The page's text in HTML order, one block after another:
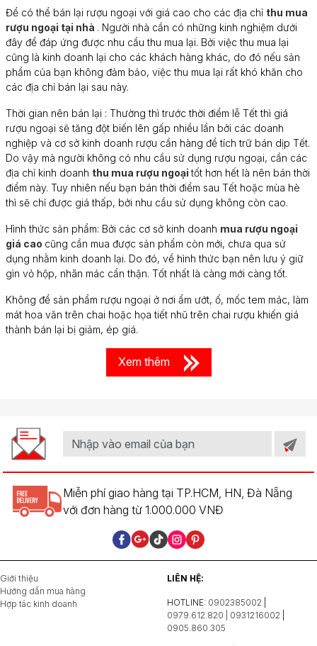
Để có thể bán lại rượu ngoại với giá cao cho các địa chỉ thu mua
rượu ngoại tại nhà . Người nhà cần có những kinh nghiệm dưới
đây để đáp ứng được nhu cầu thu mua lại. Bởi việc thu mua lại
cũng là kinh doanh lại cho các khách hàng khác, do đó nếu sản
phẩm của bạn không đảm bảo, việc thu mua lại rất khó khăn cho
các địa chỉ bán lại sau này.
Thời gian nên bán lại : Thường thì trước thời điểm lễ Tết thì giá
rượu ngoại sẽ tăng đột biến lên gấp nhiều lần bởi các doanh
nghiệp và cơ sở kinh doanh rượu cần hàng để tích trữ bán dịp Tết.
Do vậy mà người không có nhu cầu sử dụng rượu ngoại, cần các
địa chỉ kinh doanh thu mua rượu ngoạitốt hơn hết là nên bán thời
điểm này. Tuy nhiên nếu bạn bán thời điểm sau Tết hoặc mùa hè
thì sẽ chỉ được giá thấp, bởi nhu cầu sử dụng không còn cao.
Hình thức sản phẩm: Bởi các cơ sở kinh doanh mua rượu ngoại
giá cao cũng cần mua được sản phẩm còn mới, chưa qua sử
dụng nhằm kinh doanh lại. Do đó, về hình thức bạn nên lưu ý giữ
gìn vỏ hộp, nhãn mác cẩn thận. Tốt nhất là càng mới càng tốt.
Không để sản phẩm rượu ngoại ở nơi ẩm ướt, ố, mốc tem mác, làm
mát hoa văn trên chai hoặc họa tiết nhũ trên chai rượu khiến giá
thành bán lại bị giảm, ép giá.
Xem thêm
Miễn phí giao hàng tại TP.HCM, HN, Đà Nẵng
với đơn hàng từ 1.000.000 VNĐ
Giới thiệu
Hướng dẫn mua hàng
Hợp tác kinh doanh
LIÊN HỆ:
HOTLINE: 0902385002
0979.612.820 | 0931216002
0905.860.305